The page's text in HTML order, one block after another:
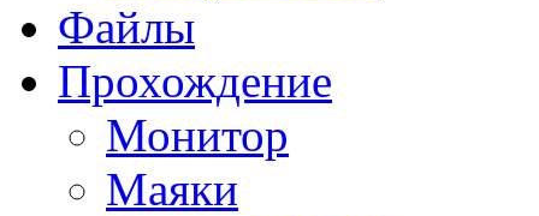
Файлы
Прохождение
Монитор
Маяки